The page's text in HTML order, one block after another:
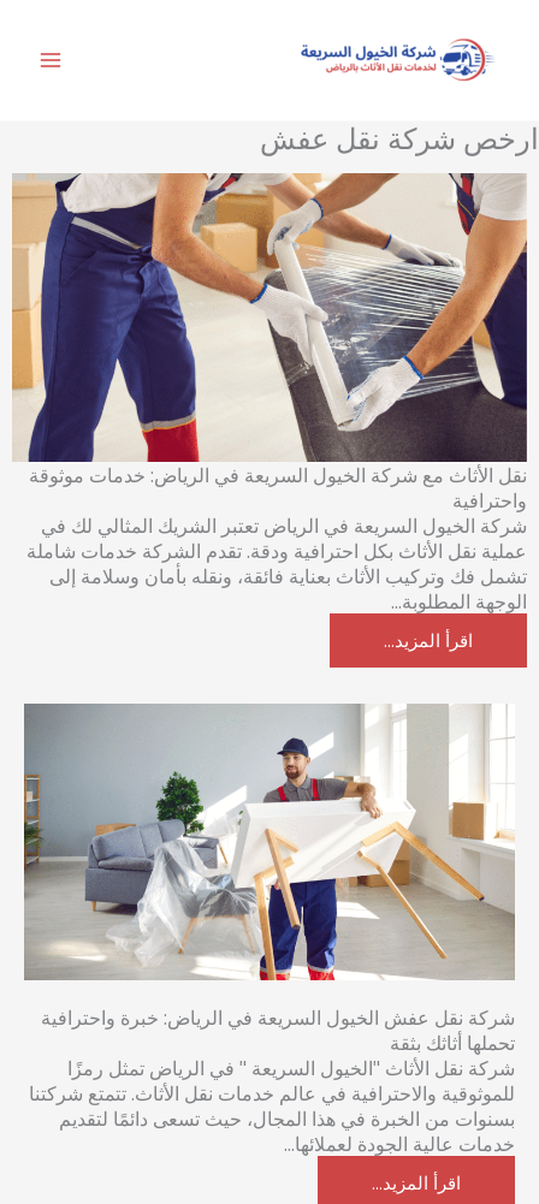
المحتوى
ارخص شركة نقل عفش
نقل الأثاث مع شركة الخيول السريعة في الرياض: خدمات موثوقة
واحترافية
شركة الخيول السريعة في الرياض تعتبر الشريك المثالي لك في
عملية نقل الأثاث بكل احترافية ودقة. تقدم الشركة خدمات شاملة
تشمل فك وتركيب الأثاث بعناية فائقة، ونقله بأمان وسلامة إلى
الوجهة المطلوبة...
اقرأ المزيد...
شركة نقل عفش الخيول السريعة في الرياض: خبرة واحترافية
تحملها أثاثك بثقة
شركة نقل الأثاث "الخيول السريعة " في الرياض تمثل رمزًا
للموثوقية والاحترافية في عالم خدمات نقل الأثاث. تتمتع شركتنا
بسنوات من الخبرة في هذا المجال، حيث تسعى دائمًا لتقديم
خدمات عالية الجودة لعملائها...
اقرأ المزيد...